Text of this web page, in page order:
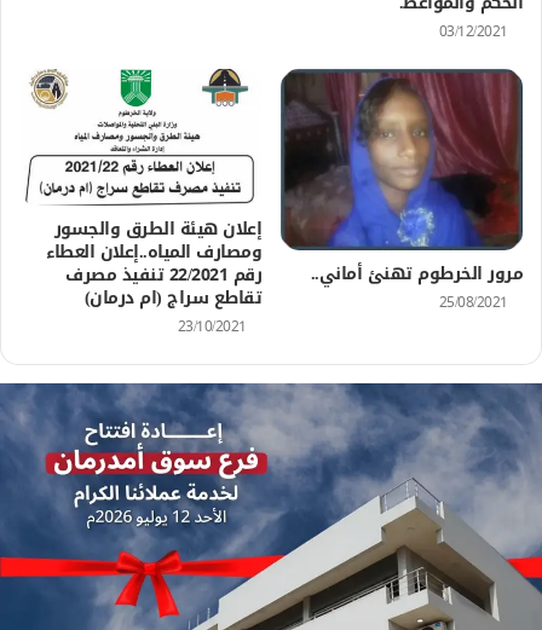
03/12/2021
مرور الخرطوم تهنئ أماني..
25/08/2021
إعلان هيئة الطرق والجسور
ومصارف المياه..إعلان العطاء
رقم 22/2021 تنفيذ مصرف
تقاطع سراج (ام درمان)
23/10/2021